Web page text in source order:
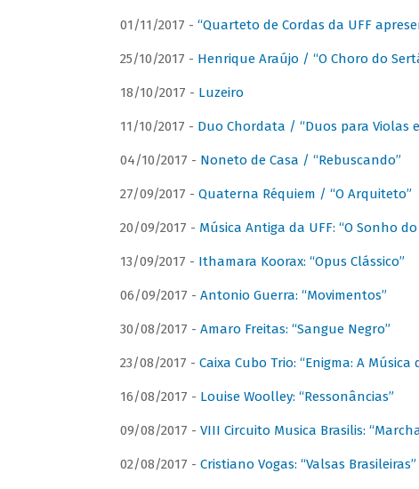
01/11/2017 - “Quarteto de Cordas da UFF
25/10/2017 - Henrique Araújo / “O Choro do
18/10/2017 - Luzeiro
11/10/2017 - Duo Chordata / “Duos para Violas
04/10/2017 - Noneto de Casa / “Rebuscando”
27/09/2017 - Quaterna Réquiem / “O Arquiteto”
20/09/2017 - Música Antiga da UFF: “O Sonho
13/09/2017 - Ithamara Koorax: “Opus Clássico”
06/09/2017 - Antonio Guerra: “Movimentos”
30/08/2017 - Amaro Freitas: “Sangue Negro”
23/08/2017 - Caixa Cubo Trio: “Enigma: A Música
16/08/2017 - Louise Woolley: “Ressonâncias”
09/08/2017 - VIII Circuito Musica Brasilis:
02/08/2017 - Cristiano Vogas: “Valsas Brasileiras”